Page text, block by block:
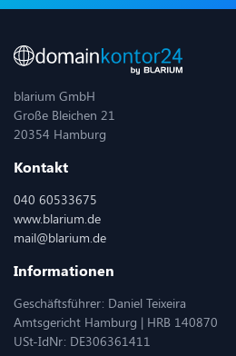
blarium GmbH
Große Bleichen 21
20354 Hamburg
Kontakt
040 60533675
www.blarium.de
mail@blarium.de
Informationen
Geschäftsführer: Daniel Teixeira
Amtsgericht Hamburg | HRB 140870
USt-IdNr: DE306361411